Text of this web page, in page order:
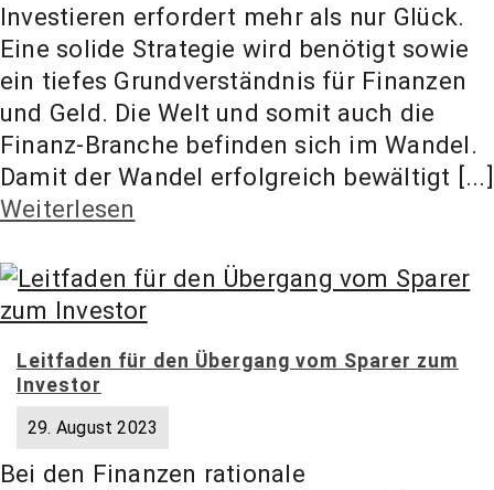
Investieren erfordert mehr als nur Glück.
Eine solide Strategie wird benötigt sowie
ein tiefes Grundverständnis für Finanzen
und Geld. Die Welt und somit auch die
Finanz-Branche befinden sich im Wandel.
Damit der Wandel erfolgreich bewältigt [...]
Weiterlesen
Leitfaden für den Übergang vom Sparer zum
Investor
29. August 2023
Bei den Finanzen rationale